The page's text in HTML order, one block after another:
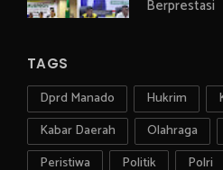
Berprestasi
TAGS
Dprd Manado Hukrim
Kabar Daerah
Olahraga
Peristiwa
Politik Polri